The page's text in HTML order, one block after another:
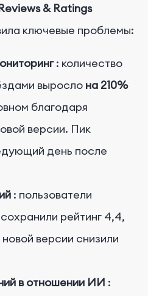
& Ratings
ключевые проблемы:
: количество
выросло на 210%
благодаря
версии. Пик
день после
: пользователи
рейтинг 4,4,
версии снизили
в отношении ИИ :